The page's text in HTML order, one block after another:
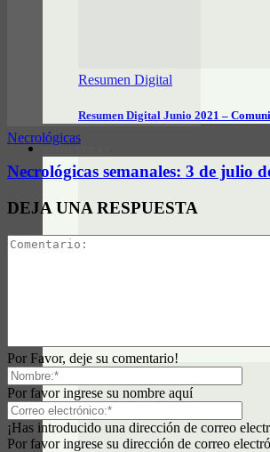
Resumen Digital
Resumen Digital Junio 2021 –
Horarios y tarifas del tren Alejandro
Necrológicas
Necrológicas semanales: 3 de julio
DEJA UNA RESPUESTA
Por Favor, deje su comentario!
Por favor ingrese su nombre aquí
¡Has introducido una dirección de correo
Por favor ingrese su dirección de correo